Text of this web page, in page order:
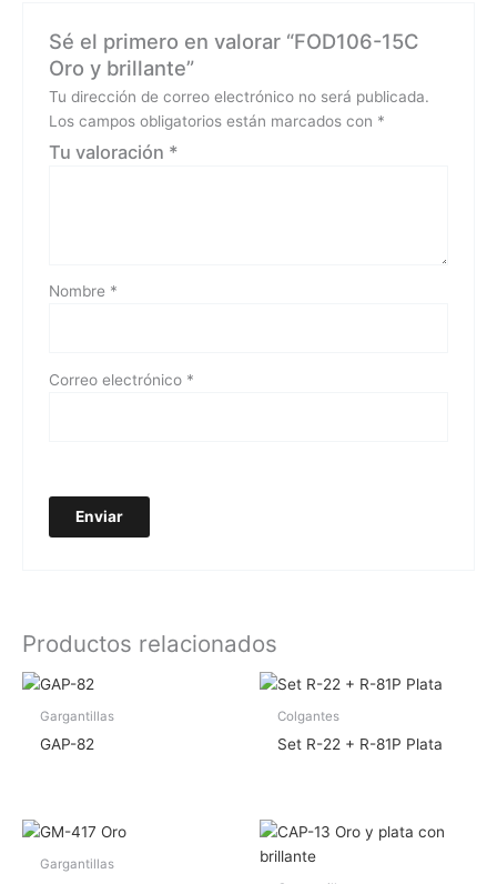
Sé el primero en valorar “FOD106-15C
Oro y brillante”
Tu dirección de correo electrónico no será publicada.
Los campos obligatorios están marcados con *
Tu valoración *
Nombre *
Correo electrónico *
Productos relacionados
Gargantillas
GAP-82
Colgantes
Set R-22 + R-81P Plata
Gargantillas